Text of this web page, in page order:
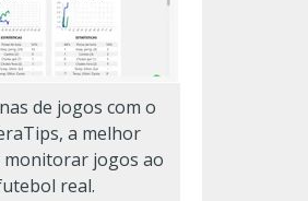
de jogos com o
a melhor
jogos ao
real.